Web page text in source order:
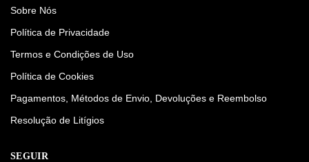
Sobre Nós
Política de Privacidade
Termos e Condições de Uso
Política de Cookies
Pagamentos, Métodos de Envio, Devoluções e Reembolso
Resolução de Litígios
SEGUIR